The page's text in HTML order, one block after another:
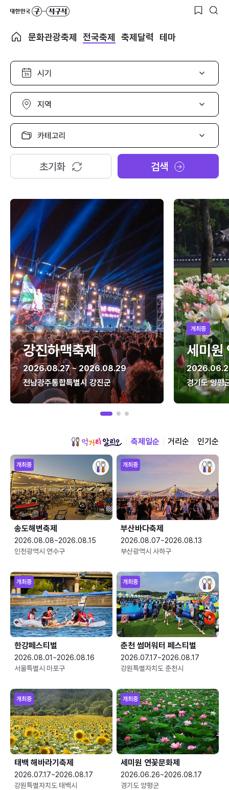
문화관광축제 전국축제 축제달력 테마
시
선
택
지
선
택
카
고
리
택
초기화 검색
강진하맥축제
2026.08.27 ~ 2026.08.29
전남광주통합특별시 강진군
개최중
세미원
경기도 양평
축제일순 거리순 인기순
개최중
송도해변축제
2026.08.08~2026.08.15
인천광역시 연수구
개최중
부산바다축제
2026.08.07~2026.08.13
부산광역시 사하구
개최중
한강페스티벌
2026.08.01~2026.08.16
서울특별시 마포구
개최중
춘천 썸머워터 페스티벌
2026.07.17~2026.08.17
강원특별자치도 춘천시
개최중
태백 해바라기축제
2026.07.17~2026.08.17
강원특별자치도 태백시
개최중
세미원 연꽃문화제
2026.06.26~2026.08.17
경기도 양평군